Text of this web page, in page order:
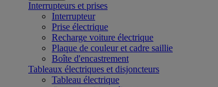
Interrupteurs et prises
Interrupteur
Prise électrique
Recharge voiture électrique
Plaque de couleur et cadre saillie
Boîte d'encastrement
Tableaux électriques et disjoncteurs
Tableau électrique